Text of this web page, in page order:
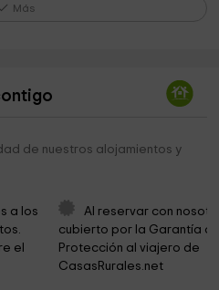
3,4 km
4,8 km
Más
de nuestros alojamientos y
a los
el
Al reservar con
cubierto por la Garantía
Protección al viajero de
CasasRurales.net